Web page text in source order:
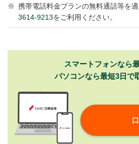
※ 携帯電話料金プランの無料通話等を
3614-9213をご利用ください。
スマートフォンなら
パソコンなら最短3日で